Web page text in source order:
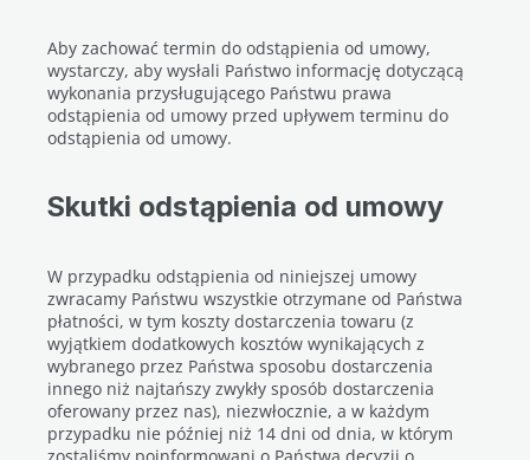
Aby zachować termin do odstąpienia od umowy,
wystarczy, aby wysłali Państwo informację dotyczącą
wykonania przysługującego Państwu prawa
odstąpienia od umowy przed upływem terminu do
odstąpienia od umowy.
Skutki odstąpienia od umowy
W przypadku odstąpienia od niniejszej umowy
zwracamy Państwu wszystkie otrzymane od Państwa
płatności, w tym koszty dostarczenia towaru (z
wyjątkiem dodatkowych kosztów wynikających z
wybranego przez Państwa sposobu dostarczenia
innego niż najtańszy zwykły sposób dostarczenia
oferowany przez nas), niezwłocznie, a w każdym
przypadku nie później niż 14 dni od dnia, w którym